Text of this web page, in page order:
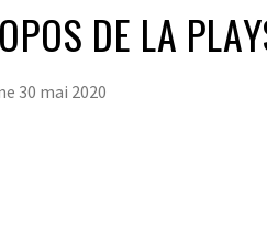
DE LA
30 mai 2020